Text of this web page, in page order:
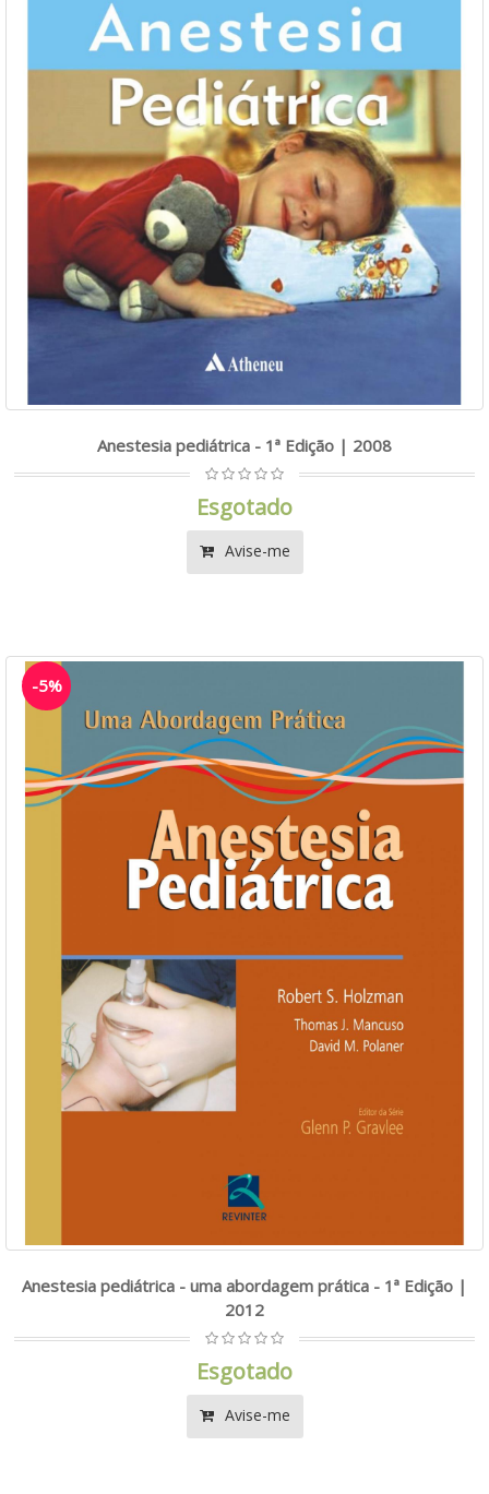
Anestesia pediátrica - 1ª Edição | 2008
Esgotado
Avise-me
-5%
Anestesia pediátrica - uma abordagem prática - 1ª Edição |
2012
Esgotado
Avise-me